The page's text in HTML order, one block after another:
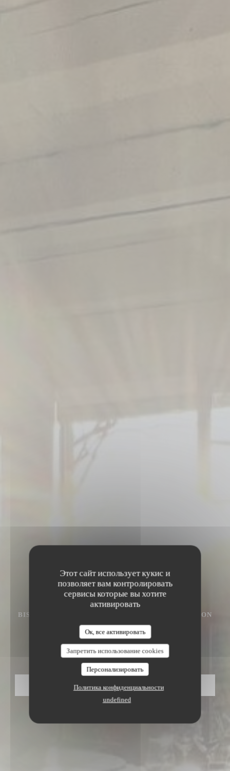
Этот сайт использует кукис и
позволяет вам контролировать
сервисы которые вы хотите
активировать
Ок, все активировать
Запретить использование cookies
Персонализировать
Политика конфиденциальности
undefined
BISTROT / CUISINE FRANÇAISE / TERRASSE / SALON
PRIVÉ• LIMEUIL
Mamie'M
ЗАБРОНИРОВАТЬ СТОЛИК